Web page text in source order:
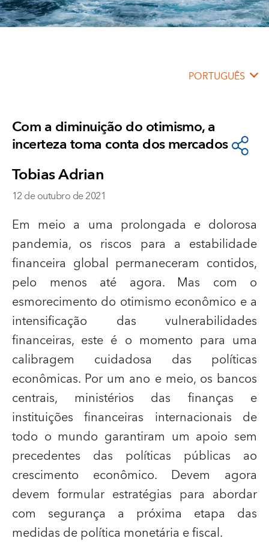
PORTUGUÊS
Com a diminuição do otimismo, a
incerteza toma conta dos mercados
Tobias Adrian
12 de outubro de 2021
Em meio a uma prolongada e dolorosa
pandemia, os riscos para a estabilidade
financeira global permaneceram contidos,
pelo menos até agora. Mas com o
esmorecimento do otimismo econômico e a
intensificação das vulnerabilidades
financeiras, este é o momento para uma
calibragem cuidadosa das políticas
econômicas. Por um ano e meio, os bancos
centrais, ministérios das finanças e
instituições financeiras internacionais de
todo o mundo garantiram um apoio sem
precedentes das políticas públicas ao
crescimento econômico. Devem agora
devem formular estratégias para abordar
com segurança a próxima etapa das
medidas de política monetária e fiscal.